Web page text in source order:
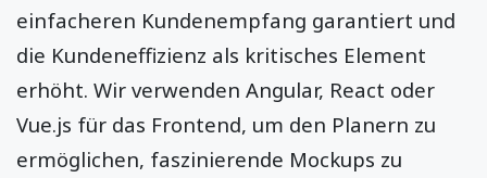
einfacheren Kundenempfang garantiert und
die Kundeneffizienz als kritisches Element
erhöht. Wir verwenden Angular, React oder
Vue.js für das Frontend, um den Planern zu
ermöglichen, faszinierende Mockups zu